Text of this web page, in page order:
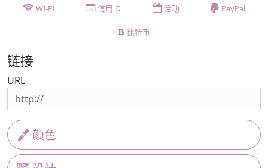
WI-FI 信用卡 活动 PayPal
比特币
链接
URL
颜色